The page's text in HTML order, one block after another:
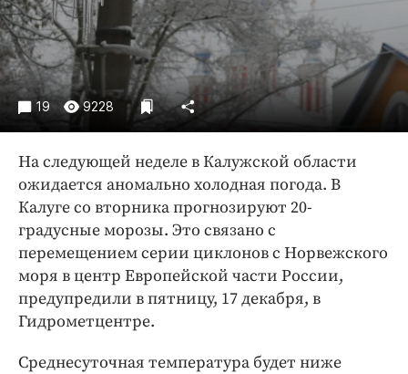
Спорт
Экономика и бизнес
ПРОЕКТЫ
Блоги
Медиаперсона
Интересное чтиво
Клиника года
Бренд года
Работодатель года
19 9228
На следующей неделе в Калужской области
ожидается аномально холодная погода. В
Калуге со вторника прогнозируют 20-
градусные морозы. Это связано с
перемещением серии циклонов с Норвежского
моря в центр Европейской части России,
предупредили в пятницу, 17 декабря, в
Гидрометцентре.
Среднесуточная температура будет ниже